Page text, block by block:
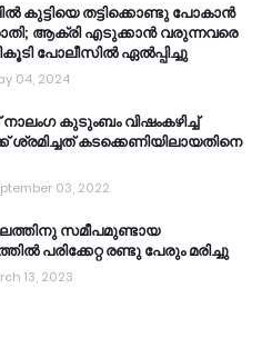
കുട്ടിയെ തട്ടിക്കൊണ്ടു പോകാൻ
ആക്രി എടുക്കാൻ വരുന്നവരെ
പോലീസിൽ ഏൽപ്പിച്ചു
04, 2024
നാലംഗ കുടുംബം വിഷംകഴിച്ച്‌
കടക്കെണിയിലായതിനെ
03, 2022
സമീപമുണ്ടായ
പരിക്കേറ്റ രണ്ടു പേരും മരിച്ചു
13, 2023